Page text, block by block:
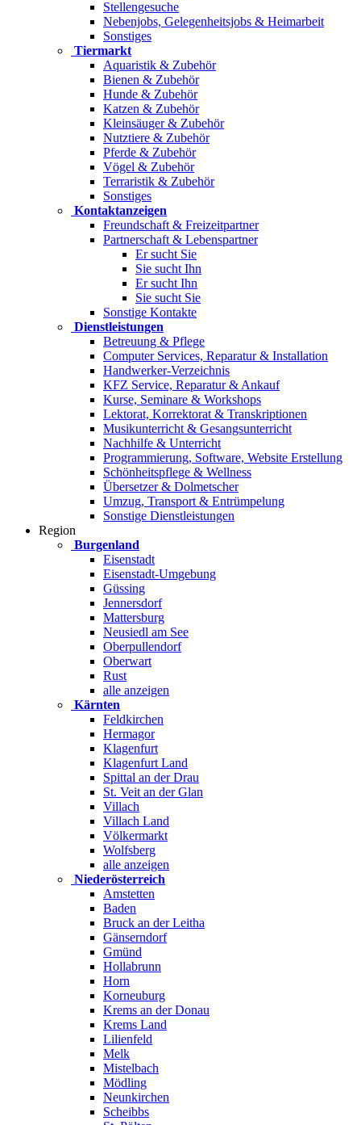
Stellengesuche
Nebenjobs, Gelegenheitsjobs & Heimarbeit
Sonstiges
Tiermarkt
Aquaristik & Zubehör
Bienen & Zubehör
Hunde & Zubehör
Katzen & Zubehör
Kleinsäuger & Zubehör
Nutztiere & Zubehör
Pferde & Zubehör
Vögel & Zubehör
Terraristik & Zubehör
Sonstiges
Kontaktanzeigen
Freundschaft & Freizeitpartner
Partnerschaft & Lebenspartner
Er sucht Sie
Sie sucht Ihn
Er sucht Ihn
Sie sucht Sie
Sonstige Kontakte
Dienstleistungen
Betreuung & Pflege
Computer Services, Reparatur & Installation
Handwerker-Verzeichnis
KFZ Service, Reparatur & Ankauf
Kurse, Seminare & Workshops
Lektorat, Korrektorat & Transkriptionen
Musikunterricht & Gesangsunterricht
Nachhilfe & Unterricht
Programmierung, Software, Website Erstellung
Schönheitspflege & Wellness
Übersetzer & Dolmetscher
Umzug, Transport & Entrümpelung
Sonstige Dienstleistungen
Region
Burgenland
Eisenstadt
Eisenstadt-Umgebung
Güssing
Jennersdorf
Mattersburg
Neusiedl am See
Oberpullendorf
Oberwart
Rust
alle anzeigen
Kärnten
Feldkirchen
Hermagor
Klagenfurt
Klagenfurt Land
Spittal an der Drau
St. Veit an der Glan
Villach
Villach Land
Völkermarkt
Wolfsberg
alle anzeigen
Niederösterreich
Amstetten
Baden
Bruck an der Leitha
Gänserndorf
Gmünd
Hollabrunn
Horn
Korneuburg
Krems an der Donau
Krems Land
Lilienfeld
Melk
Mistelbach
Mödling
Neunkirchen
Scheibbs